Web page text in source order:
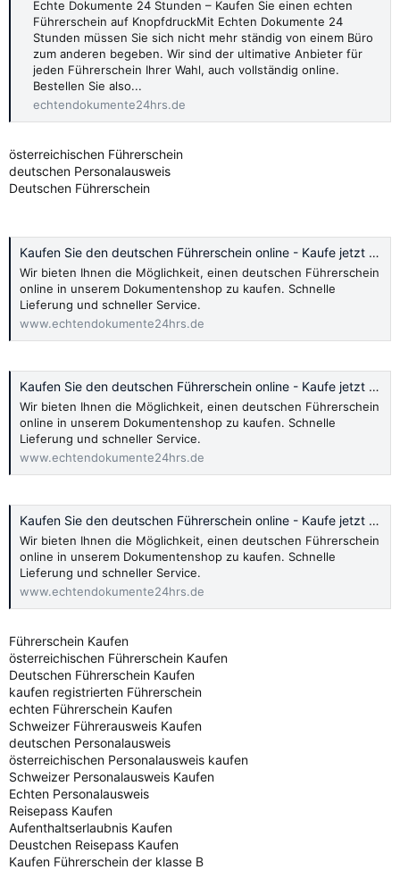
Echte Dokumente 24 Stunden – Kaufen Sie einen echten
Führerschein auf KnopfdruckMit Echten Dokumente 24
Stunden müssen Sie sich nicht mehr ständig von einem Büro
zum anderen begeben. Wir sind der ultimative Anbieter für
jeden Führerschein Ihrer Wahl, auch vollständig online.
Bestellen Sie also...
echtendokumente24hrs.de
österreichischen Führerschein
deutschen Personalausweis
Deutschen Führerschein
Kaufen Sie den deutschen Führerschein online - Kaufe jetzt 2024
Wir bieten Ihnen die Möglichkeit, einen deutschen Führerschein
online in unserem Dokumentenshop zu kaufen. Schnelle
Lieferung und schneller Service.
www.echtendokumente24hrs.de
Kaufen Sie den deutschen Führerschein online - Kaufe jetzt 2024
Wir bieten Ihnen die Möglichkeit, einen deutschen Führerschein
online in unserem Dokumentenshop zu kaufen. Schnelle
Lieferung und schneller Service.
www.echtendokumente24hrs.de
Kaufen Sie den deutschen Führerschein online - Kaufe jetzt 2024
Wir bieten Ihnen die Möglichkeit, einen deutschen Führerschein
online in unserem Dokumentenshop zu kaufen. Schnelle
Lieferung und schneller Service.
www.echtendokumente24hrs.de
Führerschein Kaufen
österreichischen Führerschein Kaufen
Deutschen Führerschein Kaufen
kaufen registrierten Führerschein
echten Führerschein Kaufen
Schweizer Führerausweis Kaufen
deutschen Personalausweis
österreichischen Personalausweis kaufen
Schweizer Personalausweis Kaufen
Echten Personalausweis
Reisepass Kaufen
Aufenthaltserlaubnis Kaufen
Deustchen Reisepass Kaufen
Kaufen Führerschein der klasse B